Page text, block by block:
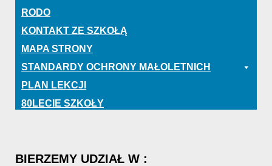
RODO
KONTAKT ZE SZKOŁĄ
MAPA STRONY
STANDARDY OCHRONY MAŁOLETNICH
PLAN LEKCJI
80LECIE SZKOŁY
BIERZEMY UDZIAŁ W :